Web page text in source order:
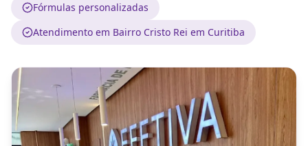
Fórmulas personalizadas
Atendimento em Bairro Cristo Rei em Curitiba